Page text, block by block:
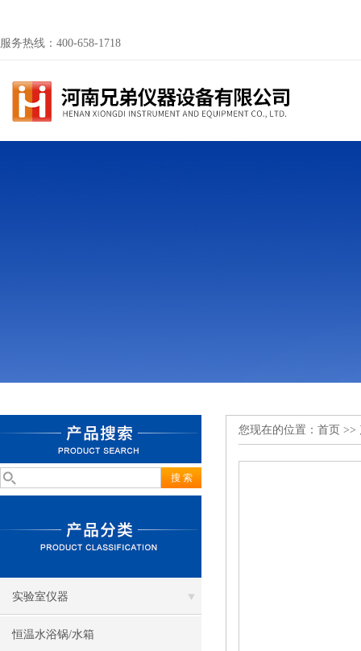
服务热线：400-658-1718
实验室仪器
恒温水浴锅/水箱
您现在的位置： 首页 >>